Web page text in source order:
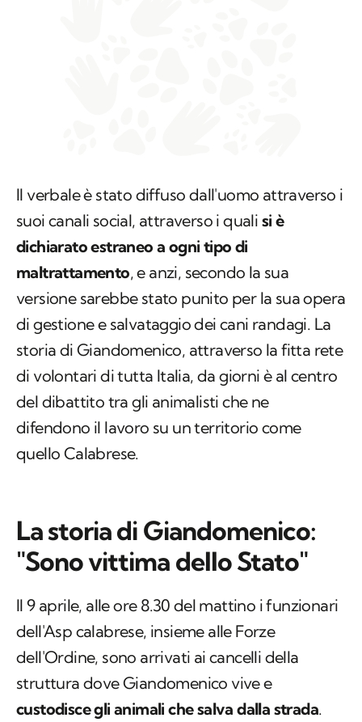
Il verbale è stato diffuso dall'uomo attraverso i
suoi canali social, attraverso i quali si è
dichiarato estraneo a ogni tipo di
maltrattamento, e anzi, secondo la sua
versione sarebbe stato punito per la sua opera
di gestione e salvataggio dei cani randagi. La
storia di Giandomenico, attraverso la fitta rete
di volontari di tutta Italia, da giorni è al centro
del dibattito tra gli animalisti che ne
difendono il lavoro su un territorio come
quello Calabrese.
La storia di Giandomenico:
"Sono vittima dello Stato"
Il 9 aprile, alle ore 8.30 del mattino i funzionari
dell'Asp calabrese, insieme alle Forze
dell'Ordine, sono arrivati ai cancelli della
struttura dove Giandomenico vive e
custodisce gli animali che salva dalla strada.